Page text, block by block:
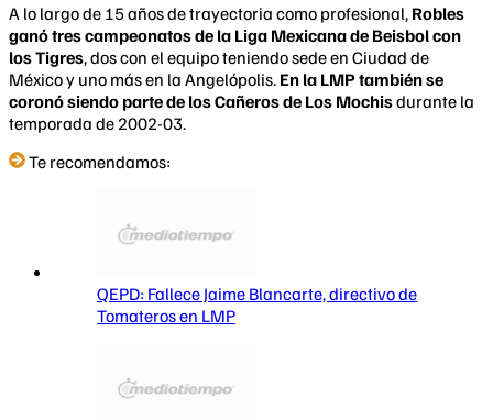
A lo largo de 15 años de trayectoria como profesional, Robles
ganó tres campeonatos de la Liga Mexicana de Beisbol con
los Tigres, dos con el equipo teniendo sede en Ciudad de
México y uno más en la Angelópolis. En la LMP también se
coronó siendo parte de los Cañeros de Los Mochisdurante la
temporada de 2002-03.
Te recomendamos:
QEPD: Fallece Jaime Blancarte, directivo de
Tomateros en LMP